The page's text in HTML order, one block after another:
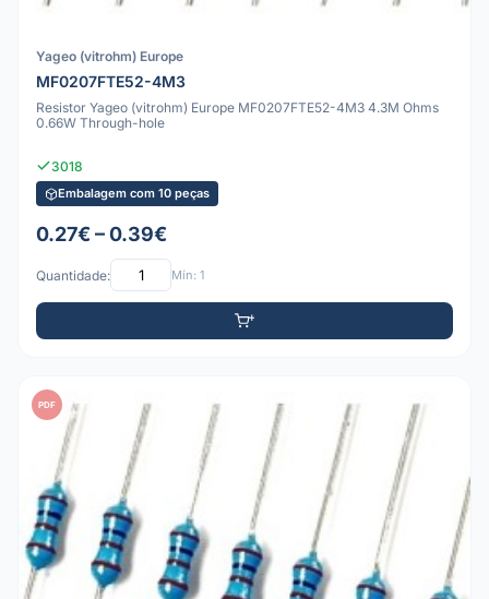
Yageo (vitrohm) Europe
MF0207FTE52-4M3
Resistor Yageo (vitrohm) Europe MF0207FTE52-4M3 4.3M Ohms
0.66W Through-hole
3018
Embalagem com 10 peças
0.27€ – 0.39€
Quantidade: Mín: 1
PDF